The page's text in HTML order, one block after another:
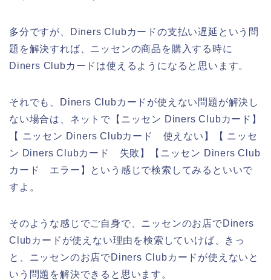
多分ですが、Diners Clubカードの支払い遅延という問
題を解決すれば、ニッセンの商品を購入する時に
Diners Clubカードは使えるようになると思います。
それでも、Diners Clubカードが使えない問題が解決し
ない場合は、ネットで【ニッセン Diners Clubカード】
【 ニッセン Diners Clubカード 使えない】【 ニッセ
ン Diners Clubカード 失敗】【ニッセン Diners Club
カード エラー】という感じで検索してみるといいで
すよ。
そのような感じでご自身で、ニッセンのお店でDiners
Clubカードが使えない理由を検索していけば、きっ
と、ニッセンのお店でDiners Clubカードが使えないと
いう問題を解決できると思います。